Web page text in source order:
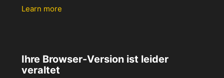
Learn more
Ihre Browser-Version ist leider
veraltet